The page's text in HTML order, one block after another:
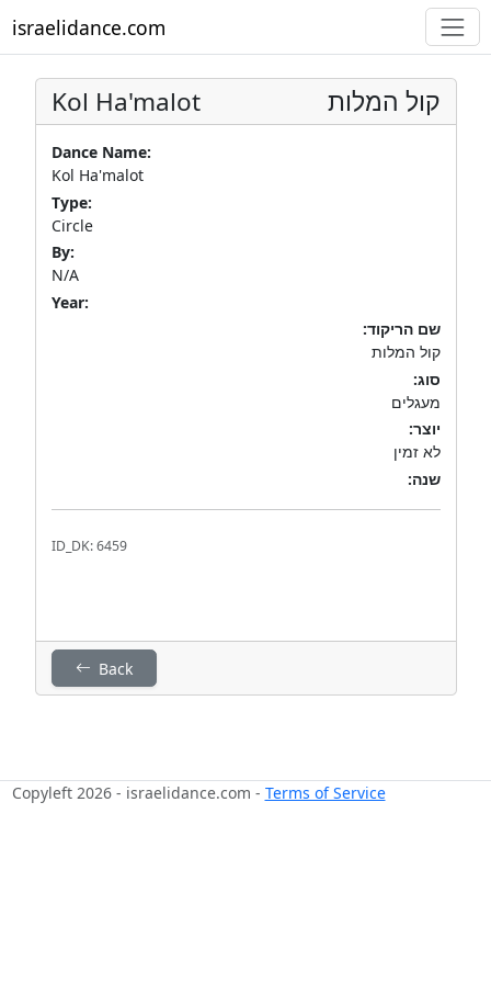
israelidance.com
Kol Ha'malot קול המלות
Dance Name:
Kol Ha'malot
Type:
Circle
By:
N/A
Year:
שם הריקוד:
קול המלות
סוג:
מעגלים
יוצר:
לא זמין
שנה:
ID_DK: 6459
Back
Copyleft 2026 - israelidance.com - Terms of Service